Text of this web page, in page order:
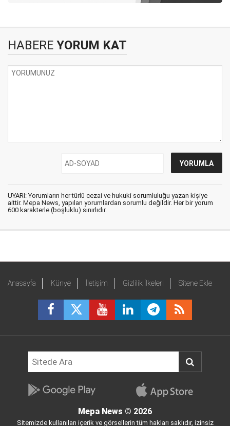
HABERE YORUM KAT
UYARI: Yorumların her türlü cezai ve hukuki sorumluluğu yazan kişiye
aittir. Mepa News, yapılan yorumlardan sorumlu değildir. Her bir yorum
600 karakterle (boşluklu) sınırlıdır.
Anasayfa Künye İletişim Gizlilik İlkeleri Sitene Ekle
Mepa News © 2026
Sitemizde kullanılan içerik ve görsellerin tüm hakları saklıdır, izinsiz